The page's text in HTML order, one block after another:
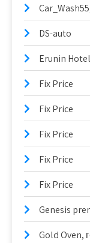
DS-auto
Erunin
Fix Price
Fix Price
Fix Price
Fix Price
Fix Price
Genesis
Gold Oven,